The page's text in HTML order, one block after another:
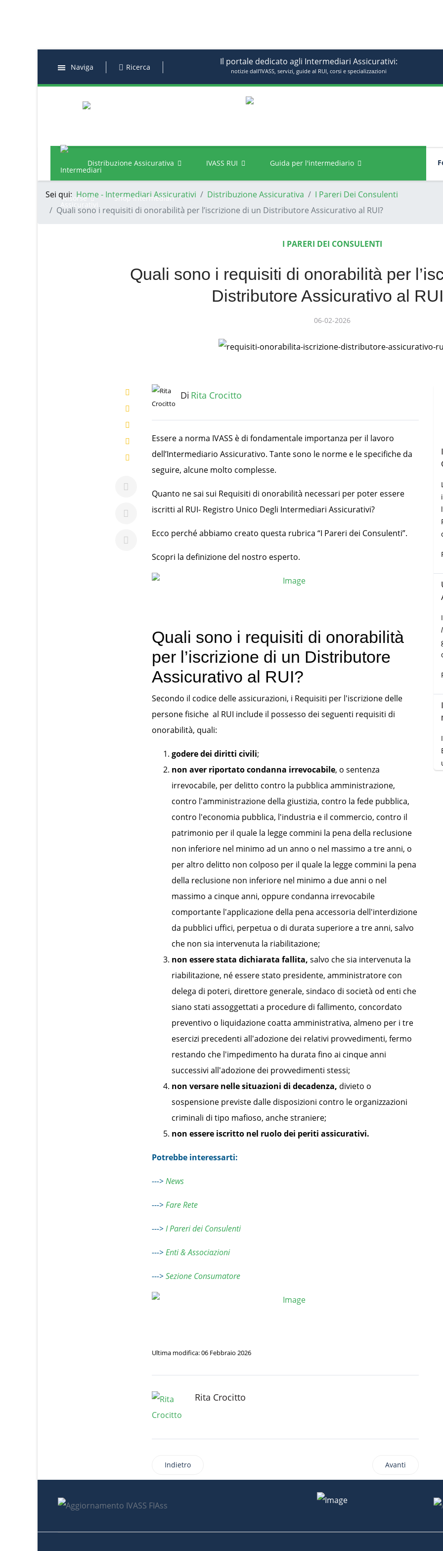
Naviga Ricerca
Il portale dedicato agli Intermediari Assicurativi:
notizie dall’IVASS, servizi, guide al RUI, corsi e specializzazioni
Distribuzione Assicurativa IVASS RUI Guida per l'intermediario
Risorse Shop Intermediari
Sei qui: Home - Intermediari Assicurativi Distribuzione Assicurativa
I Pareri Dei Consulenti
Quali sono i requisiti di onorabilità per l’iscrizione di un Distributore Assicurativo al RUI?
I PARERI DEI CONSULENTI
Quali sono i requisiti di onorabilità per
Distributore Assicurativo al
06-02-2026
Ratings
Di Rita Crocitto
Essere a norma IVASS è di fondamentale importanza per il lavoro
dell’Intermediario Assicurativo. Tante sono le norme e le specifiche da
seguire, alcune molto complesse.
Quanto ne sai sui Requisiti di onorabilità necessari per poter essere
iscritti al RUI- Registro Unico Degli Intermediari Assicurativi?
Ecco perché abbiamo creato questa rubrica “I Pareri dei Consulenti”.
Scopri la definizione del nostro esperto.
Quali sono i requisiti di onorabilità
per l’iscrizione di un Distributore
Assicurativo al RUI?
Secondo il codice delle assicurazioni, i Requisiti per l'iscrizione delle
persone fisiche al RUI include il possesso dei seguenti requisiti di
onorabilità, quali:
godere dei diritti civili;
non aver riportato condanna irrevocabile, o sentenza
irrevocabile, per delitto contro la pubblica amministrazione,
contro l'amministrazione della giustizia, contro la fede pubblica,
contro l'economia pubblica, l'industria e il commercio, contro il
patrimonio per il quale la legge commini la pena della reclusione
non inferiore nel minimo ad un anno o nel massimo a tre anni, o
per altro delitto non colposo per il quale la legge commini la pena
della reclusione non inferiore nel minimo a due anni o nel
massimo a cinque anni, oppure condanna irrevocabile
comportante l'applicazione della pena accessoria dell'interdizione
da pubblici uffici, perpetua o di durata superiore a tre anni, salvo
che non sia intervenuta la riabilitazione;
non essere stata dichiarata fallita, salvo che sia intervenuta la
riabilitazione, né essere stato presidente, amministratore con
delega di poteri, direttore generale, sindaco di società od enti che
siano stati assoggettati a procedure di fallimento, concordato
preventivo o liquidazione coatta amministrativa, almeno per i tre
esercizi precedenti all'adozione dei relativi provvedimenti, fermo
restando che l'impedimento ha durata fino ai cinque anni
successivi all'adozione dei provvedimenti stessi;
non versare nelle situazioni di decadenza, divieto o
sospensione previste dalle disposizioni contro le organizzazioni
criminali di tipo mafioso, anche straniere;
non essere iscritto nel ruolo dei periti assicurativi.
Potrebbe interessarti:
---> News
---> Fare Rete
---> I Pareri dei Consulenti
---> Enti & Associazioni
---> Sezione Consumatore
Ultima modifica: 06 Febbraio 2026
Rita Crocitto
Indietro Avanti